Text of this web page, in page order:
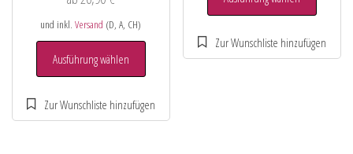
und inkl.Versand (D, A, CH)
Ausführung wählen